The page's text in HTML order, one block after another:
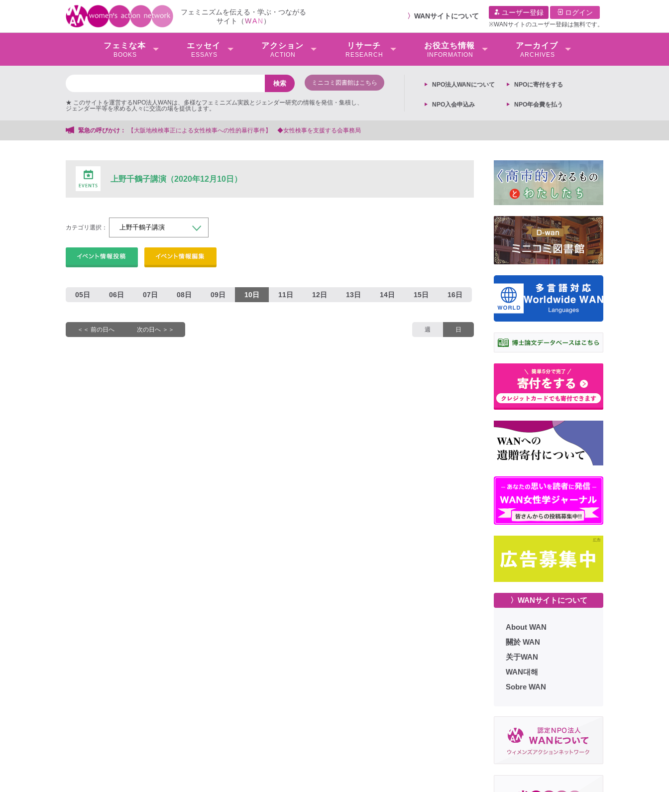
フェミニズムを伝える・学ぶ・つながる
サイト（WAN ）
〉 WANサイトについて ユーザー登録 ログイン
※WANサイトのユーザー登録は無料です。
フェミな本
BOOKS
エッセイ
ESSAYS
アクション
ACTION
リサーチ
RESEARCH
お役⽴ち情報
INFORMATION
アーカイブ
ARCHIVES
ミニコミ図書館はこちら
★ このサイトを運営するNPO法人WANは、多様なフェミニズム実践とジェンダー研究の情報を発信・集積し、
ジェンダー平等を求める人々に交流の場を提供します。
NPO法⼈WANについて NPOに寄付をする
NPO入会申込み NPO年会費を払う
緊急の呼びかけ：
【大阪地検検事正による女性検事への性的暴行事件】 ◆女性検事を支援する会事務局
上野千鶴子講演（2020年12月10日）
カテゴリ選択：
05日 06日 07日 08日 09日 10日 11日 12日 13日 14日 15日 16日
＜＜ 前の日へ 次の日へ ＞＞ 週 日
〉WANサイトについて
About WAN
關於 WAN
关于WAN
WAN대해
Sobre WAN